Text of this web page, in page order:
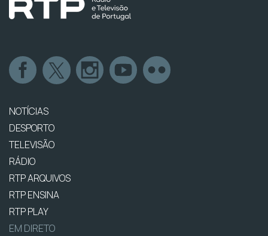
NOTÍCIAS
DESPORTO
TELEVISÃO
RÁDIO
RTP ARQUIVOS
RTP ENSINA
RTP PLAY
EM DIRETO